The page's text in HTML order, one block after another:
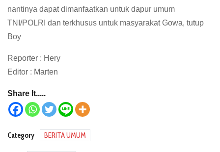
nantinya dapat dimanfaatkan untuk dapur umum
TNI/POLRI dan terkhusus untuk masyarakat Gowa, tutup
Boy
Reporter : Hery
Editor : Marten
Share It.....
Category BERITA UMUM